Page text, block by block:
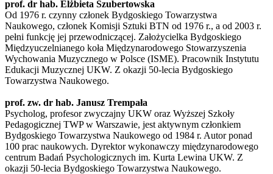
prof. dr hab. Elżbieta Szubertowska
Od 1976 r. czynny członek Bydgoskiego Towarzystwa
Naukowego, członek Komisji Sztuki BTN od 1976 r., a od 2003 r.
pełni funkcję jej przewodniczącej. Założycielka Bydgoskiego
Międzyuczelnianego koła Międzynarodowego Stowarzyszenia
Wychowania Muzycznego w Polsce (ISME). Pracownik Instytutu
Edukacji Muzycznej UKW. Z okazji 50-lecia Bydgoskiego
Towarzystwa Naukowego.
prof. zw. dr hab. Janusz Trempała
Psycholog, profesor zwyczajny UKW oraz Wyższej Szkoły
Pedagogicznej TWP w Warszawie, jest aktywnym członkiem
Bydgoskiego Towarzystwa Naukowego od 1984 r. Autor ponad
100 prac naukowych. Dyrektor wykonawczy międzynarodowego
centrum Badań Psychologicznych im. Kurta Lewina UKW. Z
okazji 50-lecia Bydgoskiego Towarzystwa Naukowego.